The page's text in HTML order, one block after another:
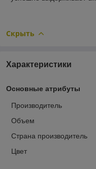
Скрыть
Характеристики
Основные атрибуты
Производитель
Объем
Страна производитель
Цвет